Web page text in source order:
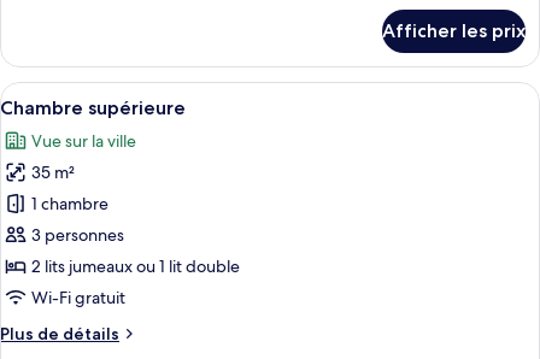
Suite,
chambres
Afficher les prix
Afficher
toutes
les
photos
pour
ce
type
de
chambre :
Chambre
Une chambre d’hôtel avec deux lits,
8
Chambre supérieure
Vue sur la ville
35 m²
1 chambre
3 personnes
2 lits jumeaux ou 1 lit double
Wi-Fi gratuit
Plus de détails
Plus